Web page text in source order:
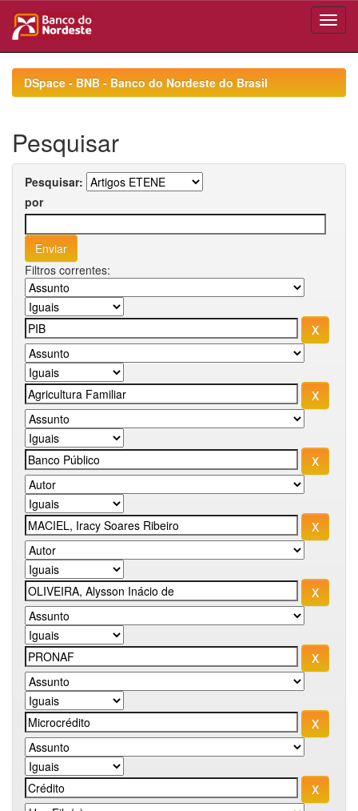
navigationDSpace - BNB - Banco do Nordeste do Brasil
Pesquisar
Pesquisar:
por
Filtros correntes: